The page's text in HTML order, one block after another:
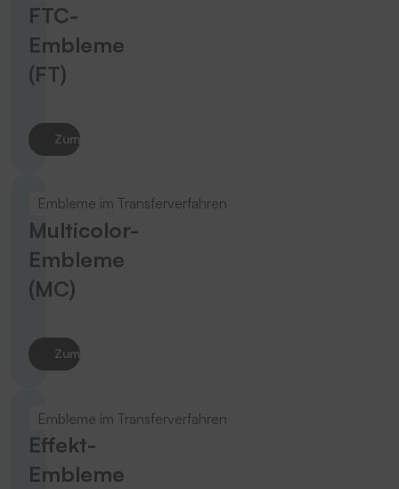
FTC-
Embleme
(FT)
Zum Produkt
Embleme im Transferverfahren
Multicolor-
Embleme
(MC)
Zum Produkt
Embleme im Transferverfahren
Effekt-
Embleme